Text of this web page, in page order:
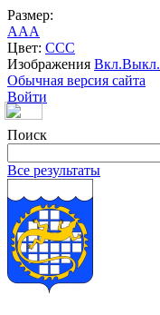
Размер:
AAA
Цвет: CCC
Изображения Вкл.Выкл.
Обычная версия сайта
Войти
Поиск
Все результаты